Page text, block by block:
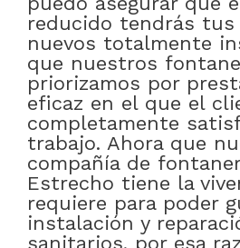
reducido tendrás
nuevos totalmente
que nuestros
priorizamos por
eficaz en el que el
completamente
trabajo. Ahora que
compañía de
Estrecho tiene la
requiere para poder
instalación y
sanitarios, por esa